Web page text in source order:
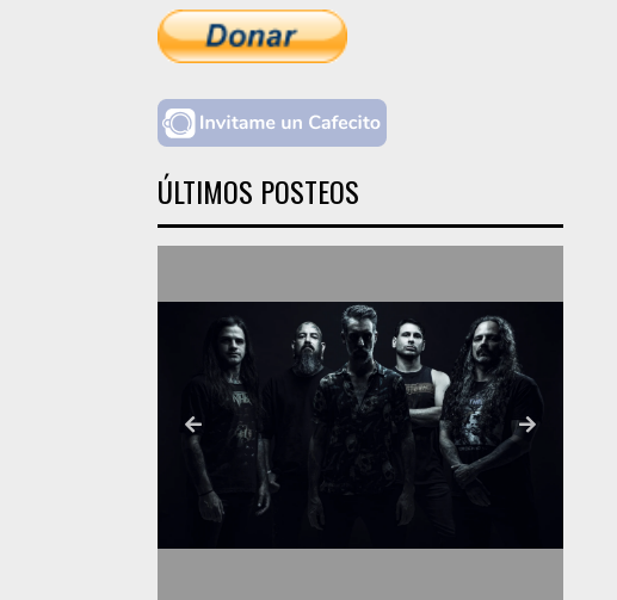
ÚLTIMOS POSTEOS